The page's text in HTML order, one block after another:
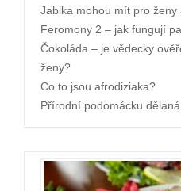
Jablka mohou mít pro
Feromony 2 – jak fungují
Čokoláda – je vědecky
ženy?
Co to jsou afrodiziaka?
Přírodní podomácku